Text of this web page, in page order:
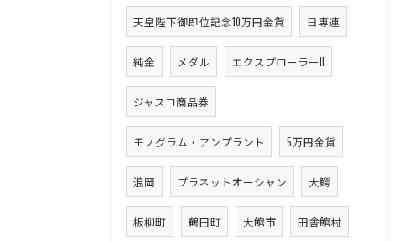
天皇陛下御即位記念10万円金貨 日専連
純金 メダル エクスプローラーII
ジャスコ商品券
モノグラム・アンプラント 5万円金貨
浪岡 プラネットオーシャン 大鰐
板柳町 鶴田町 大館市 田舎館村